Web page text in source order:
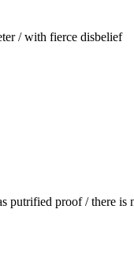
/ with fierce disbelief
putrified proof / there is